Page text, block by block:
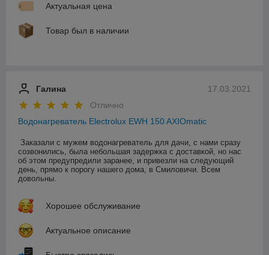
Актуальная цена
Товар был в наличии
17.03.2021
Галина
Отлично
Водонагреватель Electrolux EWH 150 AXIOmatic
Заказали с мужем водонагреватель для дачи, с нами сразу
созвонились, была небольшая задержка с доставкой, но нас
об этом предупредили заранее, и привезли на следующий
день, прямо к порогу нашего дома, в Смиловичи. Всем
довольны.
Хорошее обслуживание
Актуальное описание